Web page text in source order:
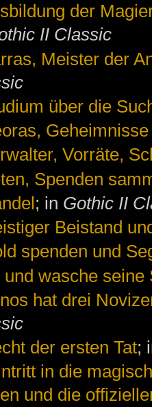
der
II Classic
Meister der
über die
Vorräte,
Spenden
; in Gothic II
Beistand
spenden und
und wasche seine
hat drei
der ersten Tat;
in die
und die